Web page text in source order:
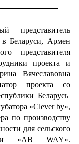
представитель
Беларуси, Армен
представителя
проекта и
Вячеславовна
проекта со
Беларусь
«Clever by»,
по производству
для сельского
«AB WAY».